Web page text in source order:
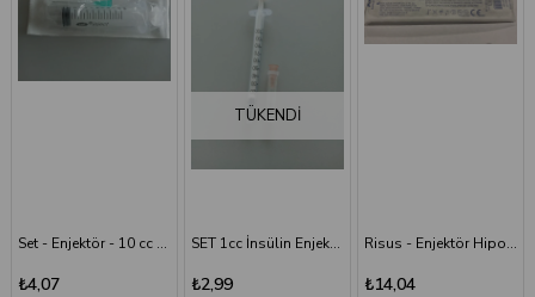
SET 1cc İnsülin Enjektörü - 26G/0.45x13 mm
₺2,99
Risus - Enjektör Hipodermik İğneli Şırınga 50 ML - 3 Parça - 21G (0.80x38 mm)
₺14,04
Risus 1 ML Enjektör Hipodermik İğneli Şırınga - 26G x(13mm)
₺2,99